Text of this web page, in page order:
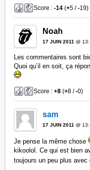
Score :-14 (+5 /-19)
Noah
17 JUIN 2011 @
Les commentaires sont
Quoi qu’il en soit, ça
Score :+8 (+8 /-0)
sam
17 JUIN 2011 @
Je pense la même chose
kikoolol. Ce qui est bien
toujours un peu plus